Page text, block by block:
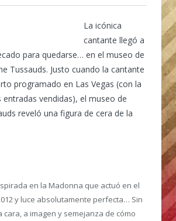
La icónica
cantante llegó a
para quedarse… en el museo de
Tussauds. Justo cuando la cantante
programado en Las Vegas (con la
vendidas), el museo de
reveló una figura de cera de la
en la Madonna que actuó en el
y luce absolutamente perfecta… Sin
cara, a imagen y semejanza de cómo